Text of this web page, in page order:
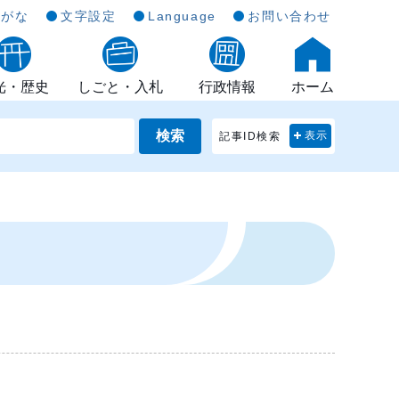
な 文字設定 Language お問い合わせ
・歴史 しごと・入札 行政情報 ホーム
検索 記事ID検索 表示